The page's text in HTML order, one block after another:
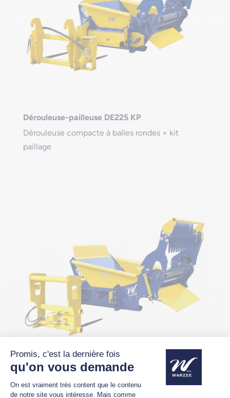
Dérouleuse-pailleuse DE225 KP
Dérouleuse compacte à balles rondes + kit
paillage
Dérouleuse-pailleuse DE250 KP
Dérouleuse à balles rondes + kit paillage